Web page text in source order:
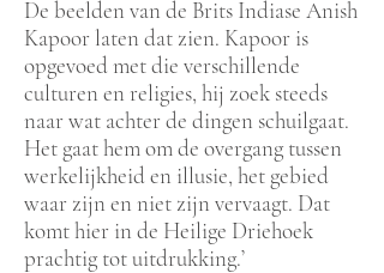
De beelden van de Brits Indiase Anish
Kapoor laten dat zien. Kapoor is
opgevoed met die verschillende
culturen en religies, hij zoek steeds
naar wat achter de dingen schuilgaat.
Het gaat hem om de overgang tussen
werkelijkheid en illusie, het gebied
waar zijn en niet zijn vervaagt. Dat
komt hier in de Heilige Driehoek
prachtig tot uitdrukking.’